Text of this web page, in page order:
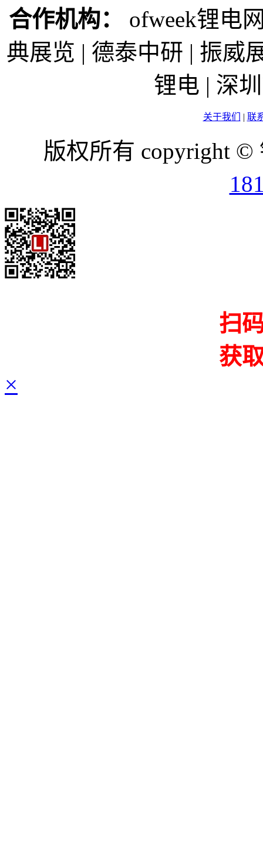
合作机构：
ofweek锂电
典展览 | 德泰中研 | 振威
锂电 | 深
关于我们 | 联
版权所有 copyright
扫
获
×